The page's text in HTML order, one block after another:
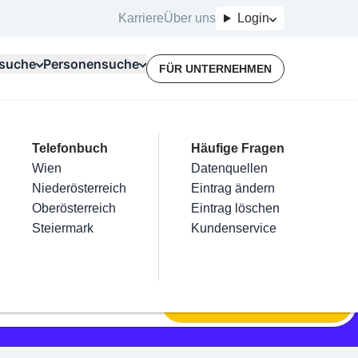
KarriereÜber uns Login
Kategorien
Friseur
Nägel
Haarentfernung
Make-Up
Für Unternehmer
Terminbuchung
Kostenlose Beratung
Top Branchen
Elektriker
Installateure
Maler & Lackierer
Branchen A-Z
Mein Firmeneintrag
Eintrag hinzufügen
Eintrag beanspruchen
Eintrag verwalten
Eintrag bewerben
Personensuche
Telefonbuch
Wien
Niederösterreich
Oberösterreich
Steiermark
Häufige Fragen
Datenquellen
Eintrag ändern
Eintrag löschen
Kundenservice
FÜR UNTERNEHMEN